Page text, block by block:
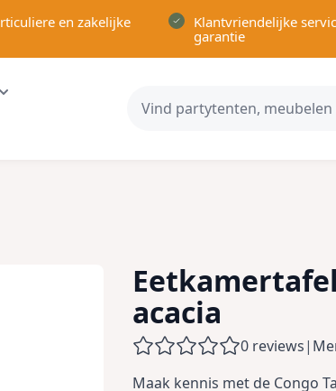
en zakelijke
Klantvriendelijke
garantie
for Tuin en Terras category
Show submenu for Recreatie category
acacia
0 reviews|
Maak kennis met de Congo